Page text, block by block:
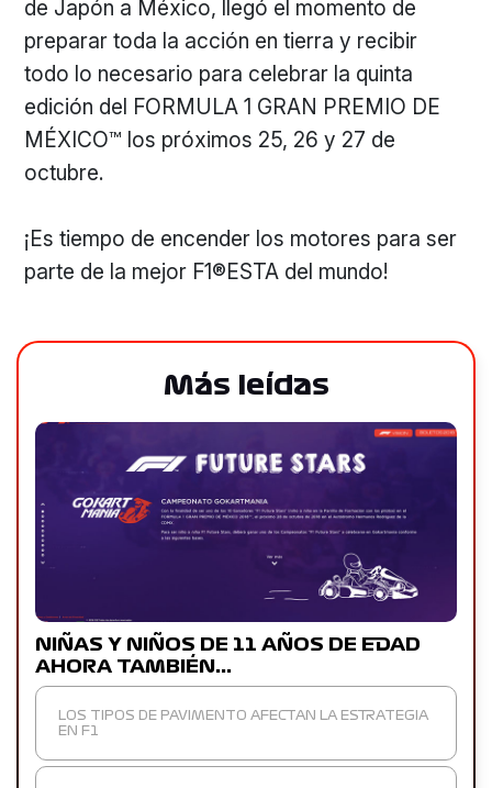
de Japón a México, llegó el momento de
preparar toda la acción en tierra y recibir
todo lo necesario para celebrar la quinta
edición del FORMULA 1 GRAN PREMIO DE
MÉXICO™ los próximos 25, 26 y 27 de
octubre.
¡Es tiempo de encender los motores para ser
parte de la mejor F1®ESTA del mundo!
Más leídas
NIÑAS Y NIÑOS DE 11 AÑOS DE EDAD
AHORA TAMBIÉN…
LOS TIPOS DE PAVIMENTO AFECTAN LA ESTRATEGIA
EN F1